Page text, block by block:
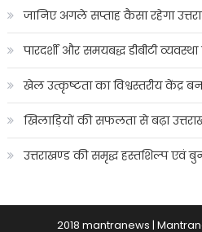
जानिए अगले सप्ताह कैसा रहेगा
पारदर्शी और समयबद्ध डीबीटी
खेल उत्कृष्टता का विश्वस्तरीय केंद्र
खिलाड़ियों की सफलता से बढ़ा
उत्तराखण्ड की समृद्ध हस्तशिल्प एवं
2018 mantranews |